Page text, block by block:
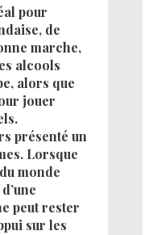
pour
de
marche,
alcools
alors que
jouer
présenté un
Lorsque
monde
peut rester
sur les